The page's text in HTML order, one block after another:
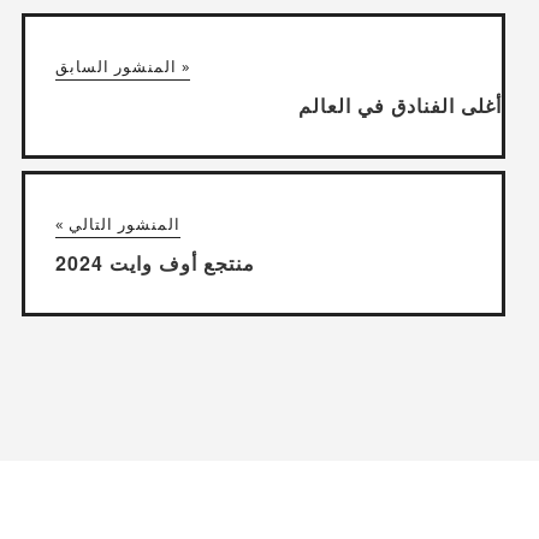
« المنشور السابق
أغلى الفنادق في العالم
المنشور التالي »
منتجع أوف وايت 2024